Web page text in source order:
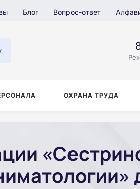
Блог Вопрос-ответ
ОХРАНА ТРУДА